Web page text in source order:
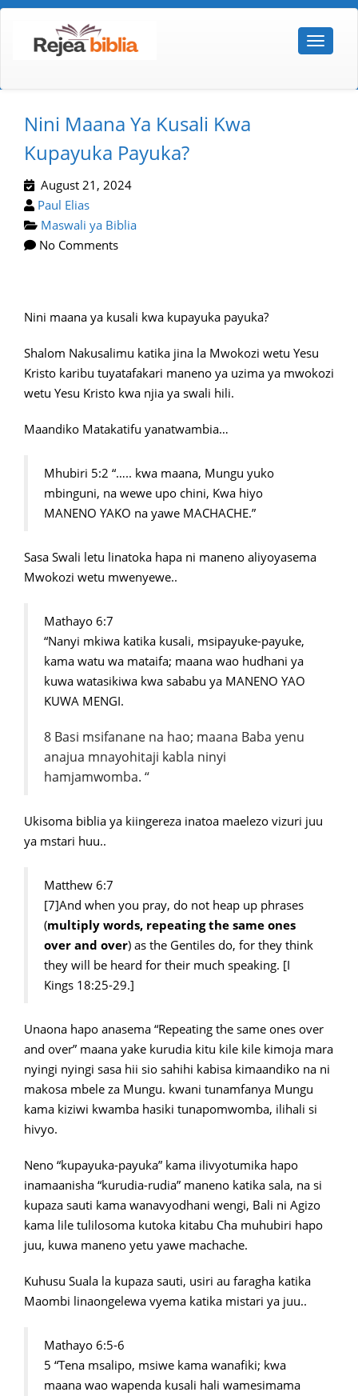
Nini Maana Ya Kusali Kwa
Kupayuka Payuka?
August 21, 2024
Paul Elias
Maswali ya Biblia
No Comments
Nini maana ya kusali kwa kupayuka payuka?
Shalom Nakusalimu katika jina la Mwokozi wetu Yesu
Kristo karibu tuyatafakari maneno ya uzima ya mwokozi
wetu Yesu Kristo kwa njia ya swali hili.
Maandiko Matakatifu yanatwambia…
Mhubiri 5:2 “….. kwa maana, Mungu yuko
mbinguni, na wewe upo chini, Kwa hiyo
MANENO YAKO na yawe MACHACHE.”
Sasa Swali letu linatoka hapa ni maneno aliyoyasema
Mwokozi wetu mwenyewe..
Mathayo 6:7
“Nanyi mkiwa katika kusali, msipayuke-payuke,
kama watu wa mataifa; maana wao hudhani ya
kuwa watasikiwa kwa sababu ya MANENO YAO
KUWA MENGI.
8 Basi msifanane na hao; maana Baba yenu
anajua mnayohitaji kabla ninyi
hamjamwomba. “
Ukisoma biblia ya kiingereza inatoa maelezo vizuri juu
ya mstari huu..
Matthew 6:7
[7]And when you pray, do not heap up phrases
(multiply words, repeating the same ones
over and over) as the Gentiles do, for they think
they will be heard for their much speaking. [I
Kings 18:25-29.]
Unaona hapo anasema “Repeating the same ones over
and over” maana yake kurudia kitu kile kile kimoja mara
nyingi nyingi sasa hii sio sahihi kabisa kimaandiko na ni
makosa mbele za Mungu. kwani tunamfanya Mungu
kama kiziwi kwamba hasiki tunapomwomba, ilihali si
hivyo.
Neno “kupayuka-payuka” kama ilivyotumika hapo
inamaanisha “kurudia-rudia” maneno katika sala, na si
kupaza sauti kama wanavyodhani wengi, Bali ni Agizo
kama lile tulilosoma kutoka kitabu Cha muhubiri hapo
juu, kuwa maneno yetu yawe machache.
Kuhusu Suala la kupaza sauti, usiri au faragha katika
Maombi linaongelewa vyema katika mistari ya juu..
Mathayo 6:5-6
5 “Tena msalipo, msiwe kama wanafiki; kwa
maana wao wapenda kusali hali wamesimama